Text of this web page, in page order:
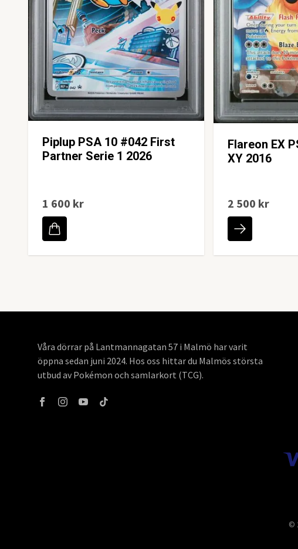
Piplup PSA 10 #042 First
Partner Serie 1 2026
1 600 kr
Flareon EX
XY 2016
2 500 kr
Våra dörrar på Lantmannagatan 57 i Malmö har varit
öppna sedan juni 2024. Hos oss hittar du Malmös största
utbud av Pokémon och samlarkort (TCG).
©